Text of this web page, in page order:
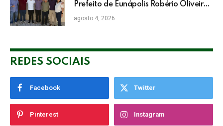
Prefeito de Eunápolis Robério Oliveira
nas Eleições
agosto 4, 2026
REDES SOCIAIS
Facebook Twitter
Pinterest Instagram